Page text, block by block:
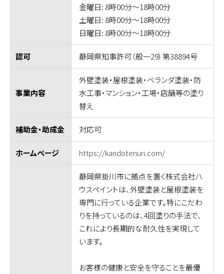
金曜日: 8時00分～18時00分
土曜日: 8時00分～18時00分
日曜日: 8時00分～18時00分
認可 静岡県知事許可（般一29）第38894号
事業内容
外壁塗装・屋根塗装・ベランダ塗装・防
水工事・マンション・工場・店舗等の塗り
替え
補助金・助成金 対応可
ホームページ https://kandotenuri.com/
静岡県掛川市に拠点を置く株式会社ハ
ウスペイントは、外壁塗装と屋根塗装を
専門に行っている企業です。特にこだわ
りを持っているのは、4回塗りの手法で、
これにより長期的な耐久性を実現して
います。
お客様の健康と安全を守ることを最優